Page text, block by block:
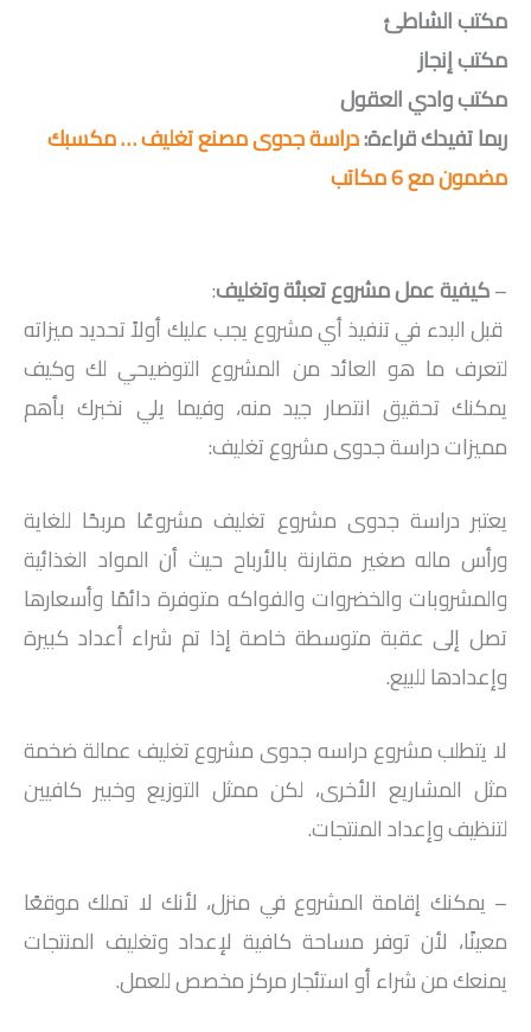
مكتب الشاطئ
مكتب إنجاز
مكتب وادي العقول
ربما تفيدك قراءة:دراسة جدوى مصنع تغليف … مكسبك
مضمون مع 6 مكاتب
–كيفية عمل مشروع تعبئة وتغليف:
قبل البدء في تنفيذ أي مشروع يجب عليك أولاً تحديد ميزاته
لتعرف ما هو العائد من المشروع التوضيحي لك وكيف
يمكنك تحقيق انتصار جيد منه، وفيما يلي نخبرك بأهم
مميزات دراسة جدوى مشروع تغليف:
يعتبر دراسة جدوى مشروع تغليف مشروعًا مربحًا للغاية
ورأس ماله صغير مقارنة بالأرباح حيث أن المواد الغذائية
والمشروبات والخضروات والفواكه متوفرة دائمًا وأسعارها
تصل إلى عقبة متوسطة خاصة إذا تم شراء أعداد كبيرة
وإعدادها للبيع.
لا يتطلب مشروع دراسه جدوى مشروع تغليف عمالة ضخمة
مثل المشاريع الأخرى، لكن ممثل التوزيع وخبير كافيين
لتنظيف وإعداد المنتجات.
– يمكنك إقامة المشروع في منزل، لأنك لا تملك موقعًا
معينًا، لأن توفر مساحة كافية لإعداد وتغليف المنتجات
يمنعك من شراء أو استئجار مركز مخصص للعمل.